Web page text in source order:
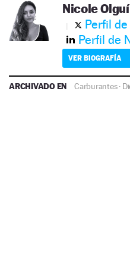
Nicole
Perfil
Perfil de
VER BIOGRAFÍA
ARCHIVADO EN Carburantes·